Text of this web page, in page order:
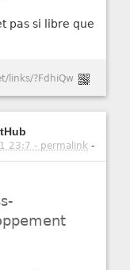
pas si libre que
links/?FdhiQw
23:7 - permalink -